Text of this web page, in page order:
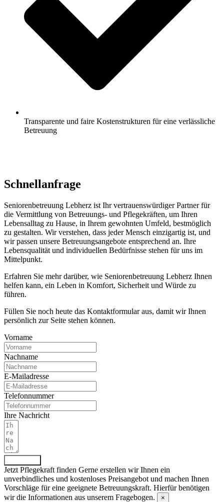
Transparente und faire Kostenstrukturen für eine verlässliche
Betreuung
Schnell­anfrage
Seniorenbetreuung Lebherz ist Ihr vertrauenswürdiger Partner für
die Vermittlung von Betreuungs- und Pflegekräften, um Ihren
Lebensalltag zu Hause, in Ihrem gewohnten Umfeld, bestmöglich
zu gestalten. Wir verstehen, dass jeder Mensch einzigartig ist, und
wir passen unsere Betreuungsangebote entsprechend an. Ihre
Lebensqualität und individuellen Bedürfnisse stehen für uns im
Mittelpunkt.
Erfahren Sie mehr darüber, wie Seniorenbetreuung Lebherz Ihnen
helfen kann, ein Leben in Komfort, Sicherheit und Würde zu
führen.
Füllen Sie noch heute das Kontaktformular aus, damit wir Ihnen
persönlich zur Seite stehen können.
Vorname
Nachname
E-Mailadresse
Telefonnummer
Ihre Nachricht
Jetzt Pflegekraft finden Gerne erstellen wir Ihnen ein
unverbindliches und kostenloses Preisangebot und machen Ihnen
Vorschläge für eine geeignete Betreuungskraft. Hierfür benötigen
wir die Informationen aus unserem Fragebogen.
×